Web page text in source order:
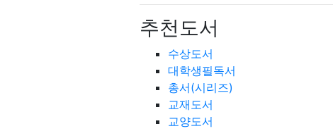
추천도서
수상도서
대학생필독서
총서(시리즈)
교재도서
교양도서